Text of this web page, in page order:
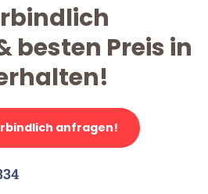
besten Preis in
anfragen!